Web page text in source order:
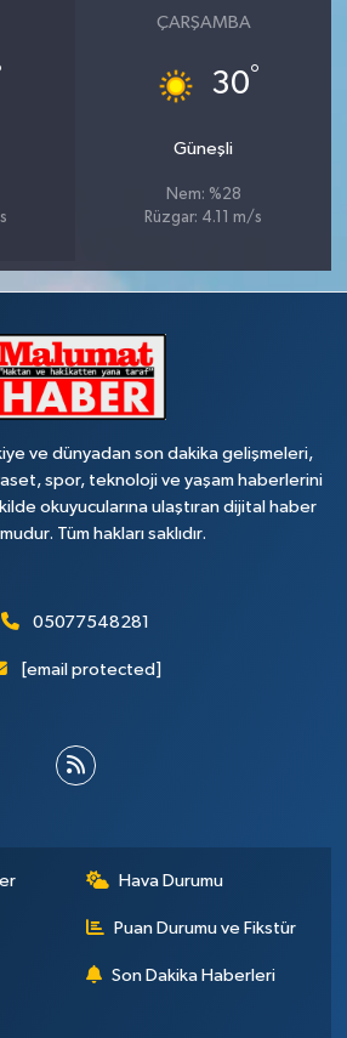
ÇARŞAMBA
30°
Güneşli
Nem: %28
Rüzgar: 4.11 m/s
ve dünyadan son dakika gelişmeleri,
spor, teknoloji ve yaşam haberlerini
okuyucularına ulaştıran dijital haber
Tüm hakları saklıdır.
05077548281
[email protected]
Hava Durumu
Puan Durumu ve Fikstür
Son Dakika Haberleri